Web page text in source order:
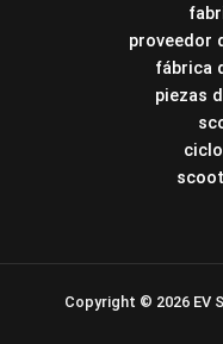
proveedor
fábrica
piezas
Copyright © 2026